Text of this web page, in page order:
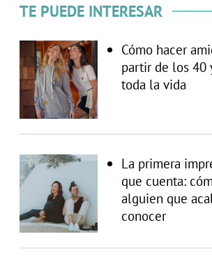
TE PUEDE INTERESAR
Cómo hacer
partir de los 40
toda la vida
La primera
que cuenta:
alguien que
conocer